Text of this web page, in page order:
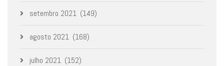
setembro 2021 (149)
agosto 2021 (168)
julho 2021 (152)